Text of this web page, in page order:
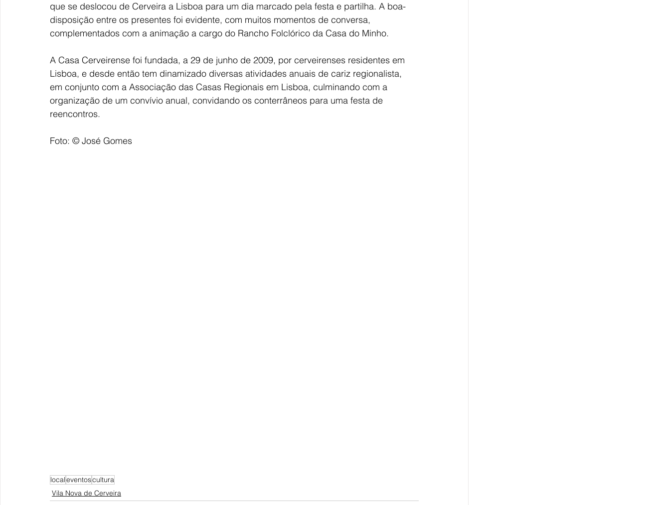
que se deslocou de Cerveira a Lisboa para um dia marcado pela festa e partilha. A boa-
disposição entre os presentes foi evidente, com muitos momentos de conversa,
complementados com a animação a cargo do Rancho Folclórico da Casa do Minho.
A Casa Cerveirense foi fundada, a 29 de junho de 2009, por cerveirenses residentes em
Lisboa, e desde então tem dinamizado diversas atividades anuais de cariz regionalista,
em conjunto com a Associação das Casas Regionais em Lisboa, culminando com a
organização de um convívio anual, convidando os conterrâneos para uma festa de
reencontros.
Foto: © José Gomes
localeventoscultura
Vila Nova de Cerveira